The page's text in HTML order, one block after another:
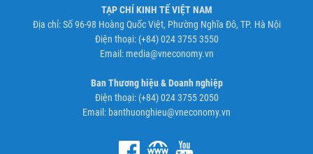
TẠP CHÍ KINH TẾ VIỆT NAM
Địa chỉ: Số 96-98 Hoàng Quốc Việt, Phường Nghĩa Đô, TP. Hà Nội
Điện thoại: (+84) 024 3755 3550
Email: media@vneconomy.vn
Ban Thương hiệu & Doanh nghiệp
Điện thoại: (+84) 024 3755 2050
Email: banthuonghieu@vneconomy.vn